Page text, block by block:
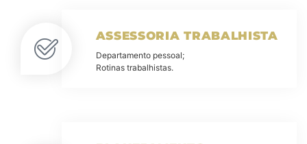
ASSESSORIA TRABALHISTA
Departamento pessoal;
Rotinas trabalhistas.